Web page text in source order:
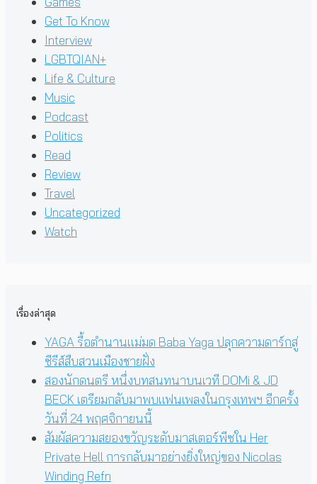
Get To Know
Interview
LGBTQIAN+
Life & Culture
Music
Podcast
Politics
Read
Review
Travel
Uncategorized
Watch
เรื่องล่าสุด
YAGA รื้อตำนานแม่มด Baba Yaga ปลุกความดาร์กสู่
ซีรีส์สืบสวนเมืองชายฝั่ง
สองนักดนตรี หนึ่งบทสนทนาบนเวที DOMi & JD
BECK เตรียมกลับมาพบแฟนเพลงในกรุงเทพฯ อีกครั้ง
วันที่ 24 พฤศจิกายนนี้
สัมผัสความสยองขวัญระดับมาสเตอร์พีซใน Her
Private Hell การกลับมาอย่างยิ่งใหญ่ของ Nicolas
Winding Refn